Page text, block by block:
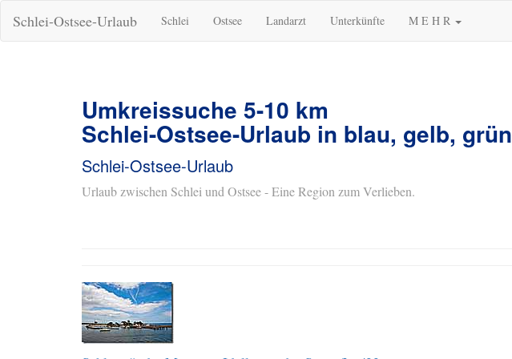
Schlei-Ostsee-Urlaub Schlei Ostsee Landarzt Unterkünfte M E H R
Umkreissuche 5-10 km
Schlei-Ostsee-Urlaub in blau, gelb, grün
Schlei-Ostsee-Urlaub
Urlaub zwischen Schlei und Ostsee - Eine Region zum Verlieben.